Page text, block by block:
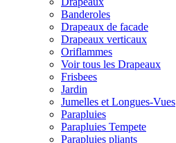
Banderoles
Drapeaux de facade
Drapeaux verticaux
Oriflammes
Voir tous les Drapeaux
Frisbees
Jardin
Jumelles et Longues-Vues
Parapluies
Parapluies Tempete
Parapluies pliants